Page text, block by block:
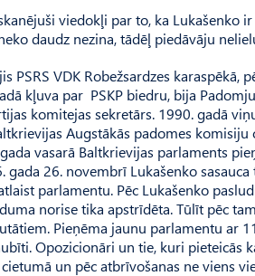
viedokļi par to, ka Lukašenko
daudz nezina, tādēļ piedāvāju
PSRS VDK Robežsardzes
kļuva par PSKP biedru, bija
komitejas sekretārs. 1990. gadā
Augstākās padomes
vasarā Baltkrievijas parlaments
gada 26. novembrī Lukašenko
parlamentu. Pēc Lukašenko
norise tika apstrīdēta. Tūlīt pēc
Pieņēma jaunu parlamentu ar
Opozicionāri un tie, kuri pieteicās
un pēc atbrīvošanas ne viens